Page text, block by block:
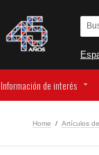
Información de interés
Home / Artículos